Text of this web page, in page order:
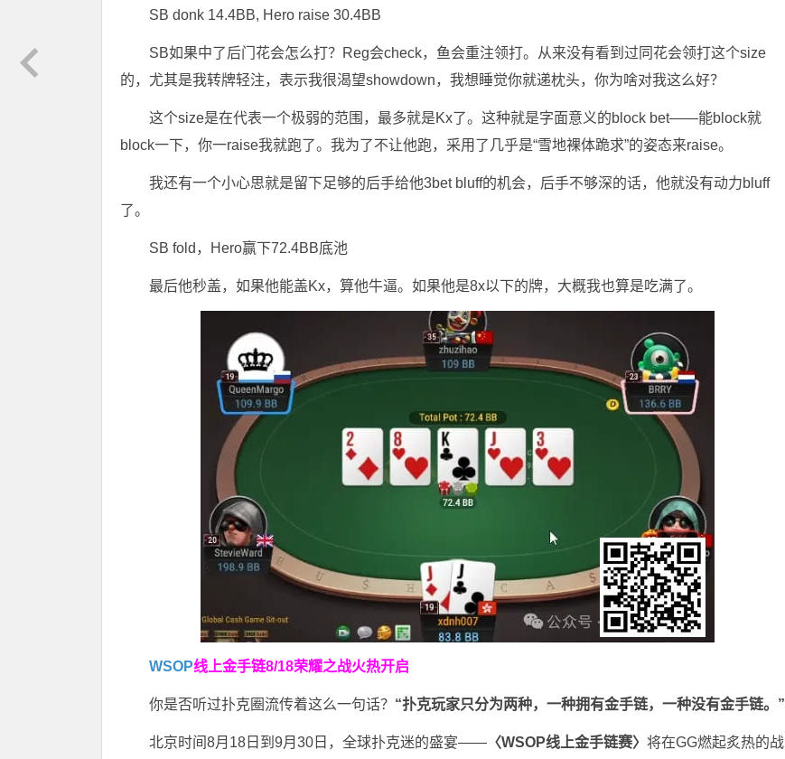
SB donk 14.4BB, Hero raise 30.4BB
SB如果中了后门花会怎么打？Reg会check，鱼会重注领打。从来没有看到过同花会领打这个size
的，尤其是我转牌轻注，表示我很渴望showdown，我想睡觉你就递枕头，你为啥对我这么好？
这个size是在代表一个极弱的范围，最多就是Kx了。这种就是字面意义的block bet——能block就
block一下，你一raise我就跑了。我为了不让他跑，采用了几乎是“雪地裸体跪求”的姿态来raise。
我还有一个小心思就是留下足够的后手给他3bet bluff的机会，后手不够深的话，他就没有动力bluff
了。
SB fold，Hero赢下72.4BB底池
最后他秒盖，如果他能盖Kx，算他牛逼。如果他是8x以下的牌，大概我也算是吃满了。
WSOP线上金手链8/18荣耀之战火热开启
你是否听过扑克圈流传着这么一句话？ “扑克玩家只分为两种，一种拥有金手链，一种没有金手链。”
北京时间8月18日到9月30日，全球扑克迷的盛宴—— 〈WSOP线上金手链赛〉 将在GG燃起炙热的战